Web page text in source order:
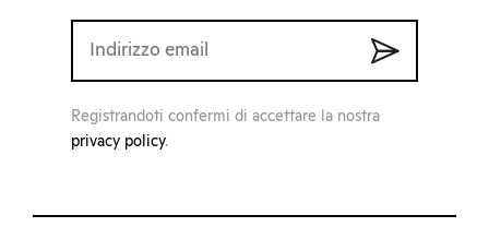
Registrandoti confermi di accettare la nostra
privacy policy.